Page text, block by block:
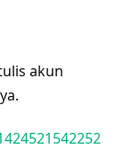
akun